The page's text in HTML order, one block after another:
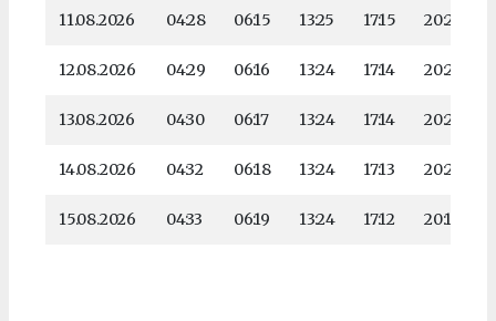
11.08.2026 04:28 06:15 13:25 17:15 20:24
12.08.2026 04:29 06:16 13:24 17:14 20:23
13.08.2026 04:30 06:17 13:24 17:14 20:21
14.08.2026 04:32 06:18 13:24 17:13 20:20
15.08.2026 04:33 06:19 13:24 17:12 20:19